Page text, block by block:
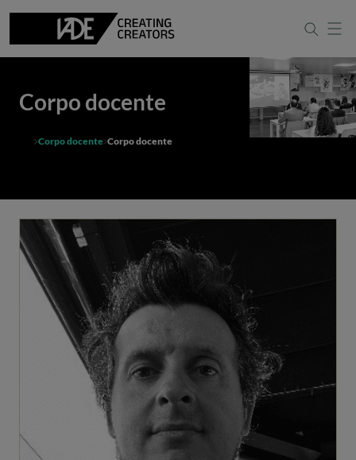
Corpo docente
Corpo docente Corpo docente